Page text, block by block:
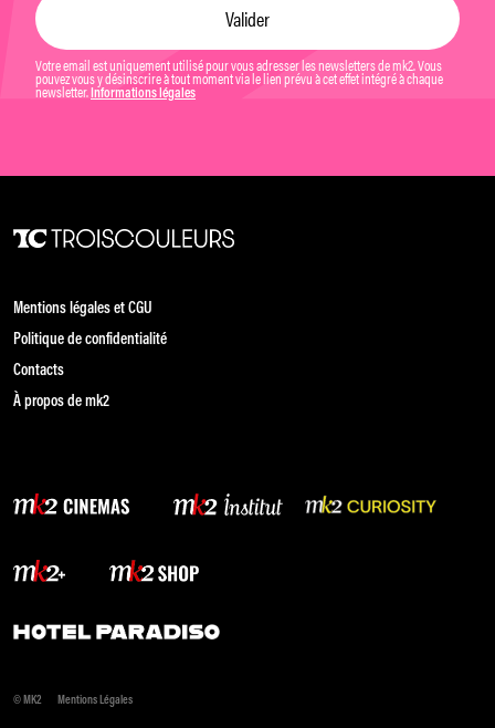
Votre email est uniquement utilisé pour vous adresser les newsletters de mk2. Vous
pouvez vous y désinscrire à tout moment via le lien prévu à cet effet intégré à chaque
newsletter. Informations légales
Mentions légales et CGU
Politique de confidentialité
Contacts
À propos de mk2
© MK2 Mentions Légales